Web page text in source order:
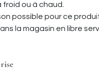
ou à chaud.
possible pour ce
la magasin en libre